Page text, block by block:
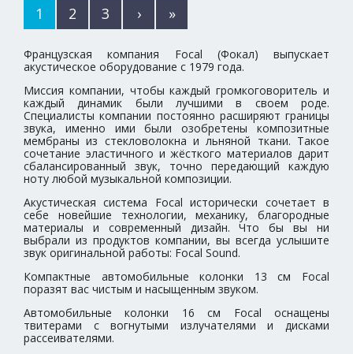
1 2 3 › »
Французская компания Focal (Фокал) выпускает
акустическое оборудование с 1979 года.
Миссия компании, чтобы каждый громкоговоритель и
каждый динамик были лучшими в своем роде.
Специалисты компании постоянно расширяют границы
звука, именно ими были озобретены композитные
мембраны из стекловолокна и льняной ткани. Такое
сочетание эластичного и жёсткого материалов дарит
сбалансированный звук, точно передающий каждую
ноту любой музыкальной композиции.
Акустическая система Focal исторически сочетает в
себе новейшие технологии, механику, благородные
материалы и современный дизайн. Что бы вы ни
выбрали из продуктов компании, вы всегда услышите
звук оригинальной работы: Focal Sound.
Компактные автомобильные колонки 13 см Focal
поразят вас чистым и насыщенным звуком.
Автомобильные колонки 16 см Focal оснащены
твитерами с вогнутыми излучателями и дисками
рассеивателями.